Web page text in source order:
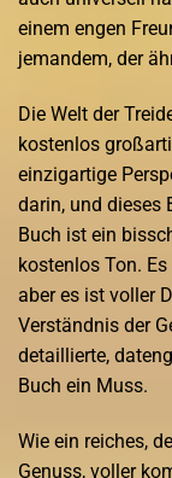
einem engen
jemandem, der
Die Welt der
kostenlos
einzigartige
darin, und dieses
Buch ist ein
kostenlos Ton.
aber es ist voller
Verständnis der
detaillierte,
Buch ein Muss.
Wie ein reiches,
Genuss, voller